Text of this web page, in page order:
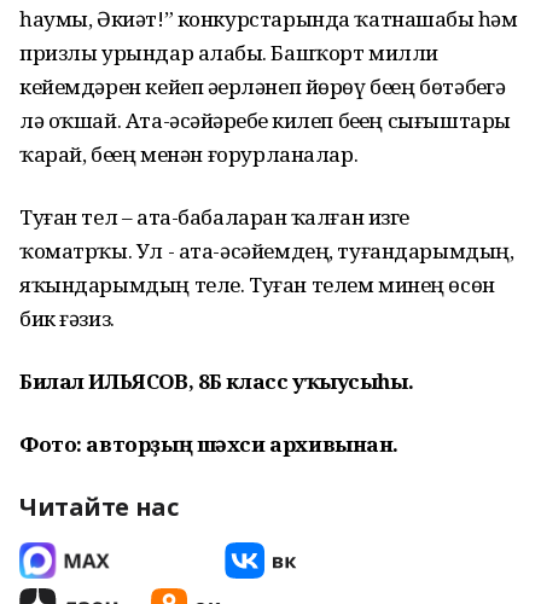
һаумы, Әкиәт!” конкурстарында ҡатнашабыҙ һәм
призлы урындар алабыҙ. Башҡорт милли
кейемдәрен кейеп әҙерләнеп йөрөү беҙҙең бөтәбеҙгә
лә оҡшай. Ата-әсәйҙәребеҙ килеп беҙҙең сығыштарҙы
ҡарай, беҙҙең менән ғорурланалар.
Туған тел – ата-бабаларҙан ҡалған изге
ҡоматрҡы. Ул - ата-әсәйемдең, туғандарымдың,
яҡындарымдың теле. Туған телем минең өсөн
бик ғәзиз.
Билал ИЛЬЯСОВ, 8Б класс уҡыусыһы.
Фото: авторҙың шәхси архивынан.
Читайте нас